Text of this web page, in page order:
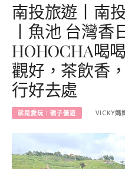
南投旅遊丨南
丨魚池 台灣香
HOHOCHA喝
觀好，茶飲香
行好去處
就是愛玩︱親子優遊 VICKY媽